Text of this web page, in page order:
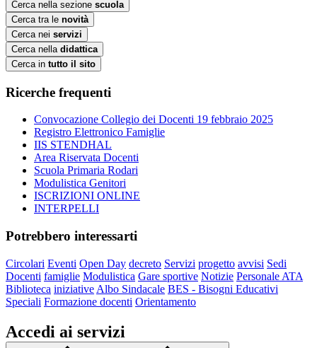
Cerca nella sezione scuola
Cerca tra le novità
Cerca nei servizi
Cerca nella didattica
Cerca in tutto il sito
Ricerche frequenti
Convocazione Collegio dei Docenti 19 febbraio 2025
Registro Elettronico Famiglie
IIS STENDHAL
Area Riservata Docenti
Scuola Primaria Rodari
Modulistica Genitori
ISCRIZIONI ONLINE
INTERPELLI
Potrebbero interessarti
Circolari Eventi Open Day decreto Servizi progetto avvisi Sedi
Docenti famiglie Modulistica Gare sportive Notizie Personale ATA
Biblioteca iniziative Albo Sindacale BES - Bisogni Educativi
Speciali Formazione docenti Orientamento
Accedi ai servizi